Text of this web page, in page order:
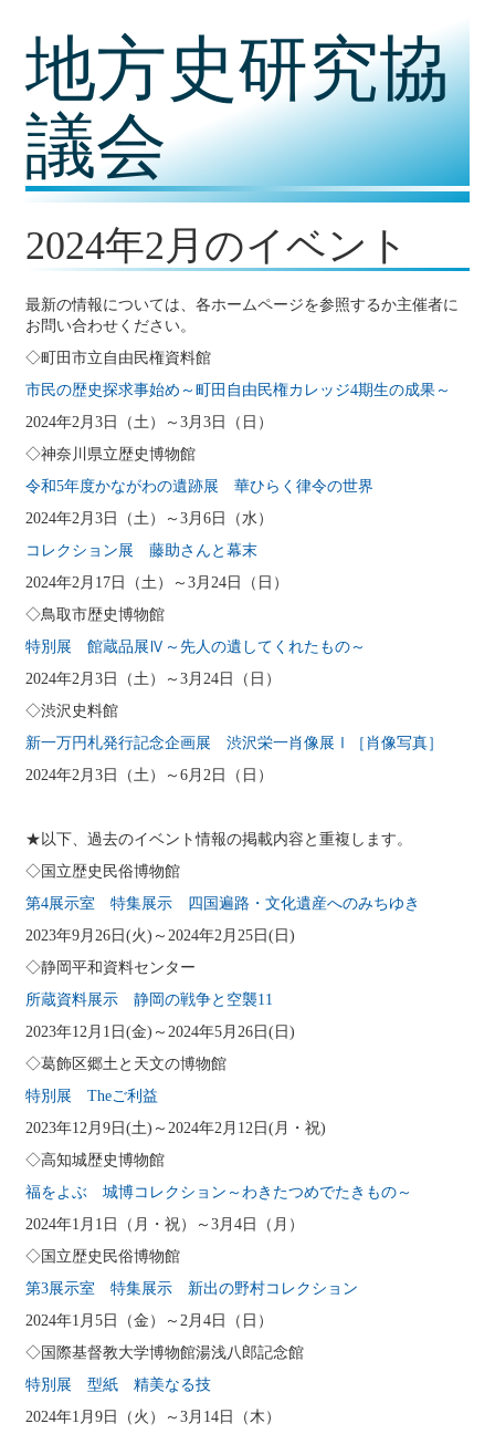
地方史研究協
議会
2024年2月のイベント
最新の情報については、各ホームページを参照するか主催者に
お問い合わせください。
◇町田市立自由民権資料館
市民の歴史探求事始め～町田自由民権カレッジ4期生の成果～
2024年2月3日（土）～3月3日（日）
◇神奈川県立歴史博物館
令和5年度かながわの遺跡展 華ひらく律令の世界
2024年2月3日（土）～3月6日（水）
コレクション展 藤助さんと幕末
2024年2月17日（土）～3月24日（日）
◇鳥取市歴史博物館
特別展 館蔵品展Ⅳ～先人の遺してくれたもの～
2024年2月3日（土）～3月24日（日）
◇渋沢史料館
新一万円札発行記念企画展 渋沢栄一肖像展Ⅰ［肖像写真］
2024年2月3日（土）～6月2日（日）
★以下、過去のイベント情報の掲載内容と重複します。
◇国立歴史民俗博物館
第4展示室 特集展示 四国遍路・文化遺産へのみちゆき
2023年9月26日(火)～2024年2月25日(日)
◇静岡平和資料センター
所蔵資料展示 静岡の戦争と空襲11
2023年12月1日(金)～2024年5月26日(日)
◇葛飾区郷土と天文の博物館
特別展 Theご利益
2023年12月9日(土)～2024年2月12日(月・祝)
◇高知城歴史博物館
福をよぶ 城博コレクション～わきたつめでたきもの～
2024年1月1日（月・祝）～3月4日（月）
◇国立歴史民俗博物館
第3展示室 特集展示 新出の野村コレクション
2024年1月5日（金）～2月4日（日）
◇国際基督教大学博物館湯浅八郎記念館
特別展 型紙 精美なる技
2024年1月9日（火）～3月14日（木）